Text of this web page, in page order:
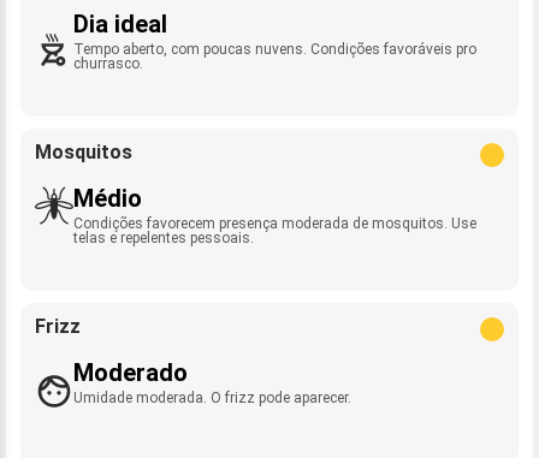
Dia ideal
Tempo aberto, com poucas nuvens. Condições favoráveis pro
churrasco.
Mosquitos
Médio
Condições favorecem presença moderada de mosquitos. Use
telas e repelentes pessoais.
Frizz
Moderado
Umidade moderada. O frizz pode aparecer.